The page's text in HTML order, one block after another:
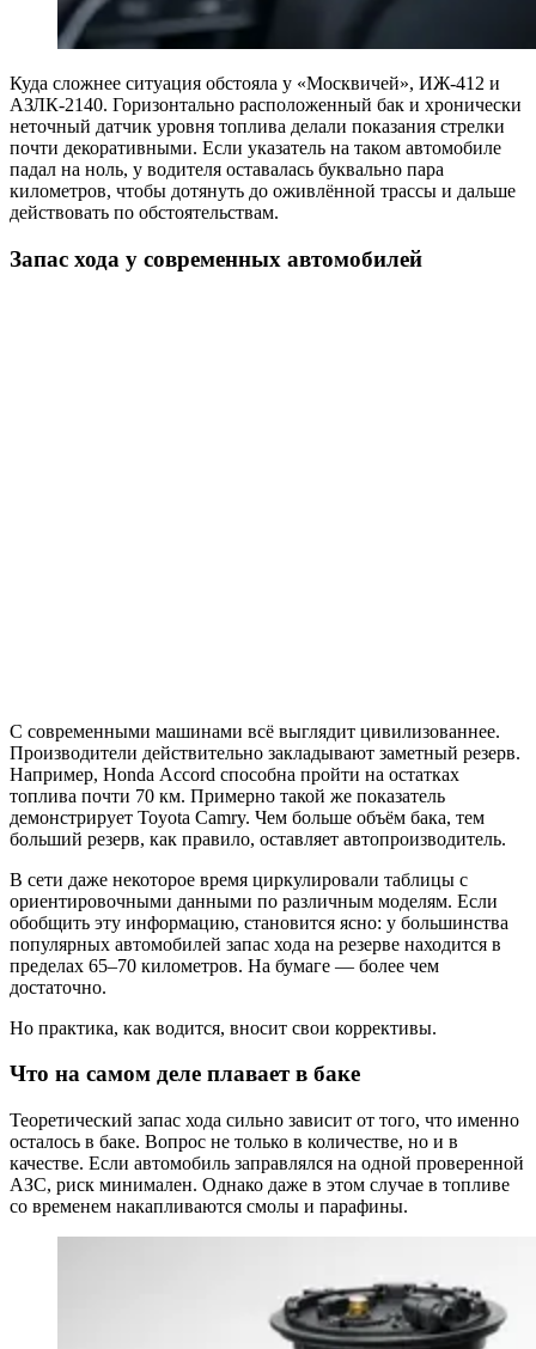
Куда сложнее ситуация обстояла у «Москвичей», ИЖ-412 и
АЗЛК-2140. Горизонтально расположенный бак и хронически
неточный датчик уровня топлива делали показания стрелки
почти декоративными. Если указатель на таком автомобиле
падал на ноль, у водителя оставалась буквально пара
километров, чтобы дотянуть до оживлённой трассы и дальше
действовать по обстоятельствам.
Запас хода у современных автомобилей
С современными машинами всё выглядит цивилизованнее.
Производители действительно закладывают заметный резерв.
Например, Honda Accord способна пройти на остатках
топлива почти 70 км. Примерно такой же показатель
демонстрирует Toyota Camry. Чем больше объём бака, тем
больший резерв, как правило, оставляет автопроизводитель.
В сети даже некоторое время циркулировали таблицы с
ориентировочными данными по различным моделям. Если
обобщить эту информацию, становится ясно: у большинства
популярных автомобилей запас хода на резерве находится в
пределах 65–70 километров. На бумаге — более чем
достаточно.
Но практика, как водится, вносит свои коррективы.
Что на самом деле плавает в баке
Теоретический запас хода сильно зависит от того, что именно
осталось в баке. Вопрос не только в количестве, но и в
качестве. Если автомобиль заправлялся на одной проверенной
АЗС, риск минимален. Однако даже в этом случае в топливе
со временем накапливаются смолы и парафины.